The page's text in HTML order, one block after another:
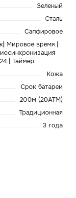
Зеленый
Сталь
Сапфировое
Мировое время |
| Таймер
Кожа
Срок батареи
200м (20ATM)
Традиционная
3 года